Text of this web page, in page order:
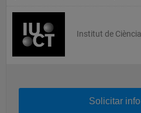
Institut de
Solicitar